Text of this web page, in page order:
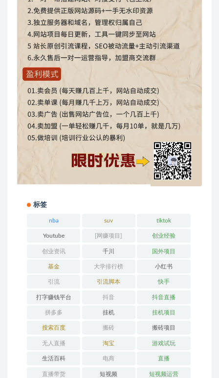
标签
nba suv tiktok
Youtube [网赚项目] 创业经验
创业资讯 千川 国外项目
基金 大学排行榜 小红书
引流 引流脚本 快手
打字赚钱平台 抖音 抖音直播
拼多多 挂机 挂机项目
搜索百度 搬砖 搬砖项目
无人直播 淘宝 游戏试玩
生活百科 电商 直播
直播带货 短视频 短视频运营